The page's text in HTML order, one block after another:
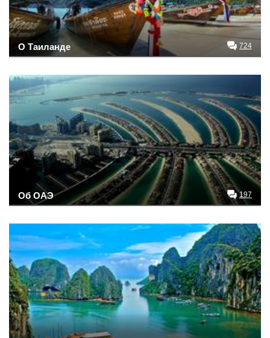
О Таиланде 724
Об ОАЭ 197